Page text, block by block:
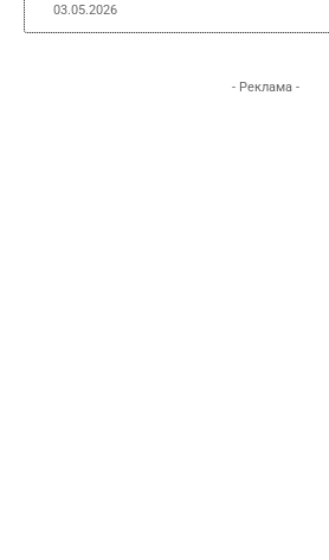
03.05.2026
- Реклама -